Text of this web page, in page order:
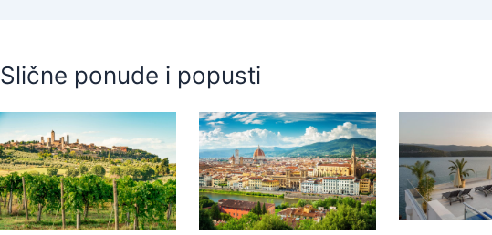
Slične ponude i popusti